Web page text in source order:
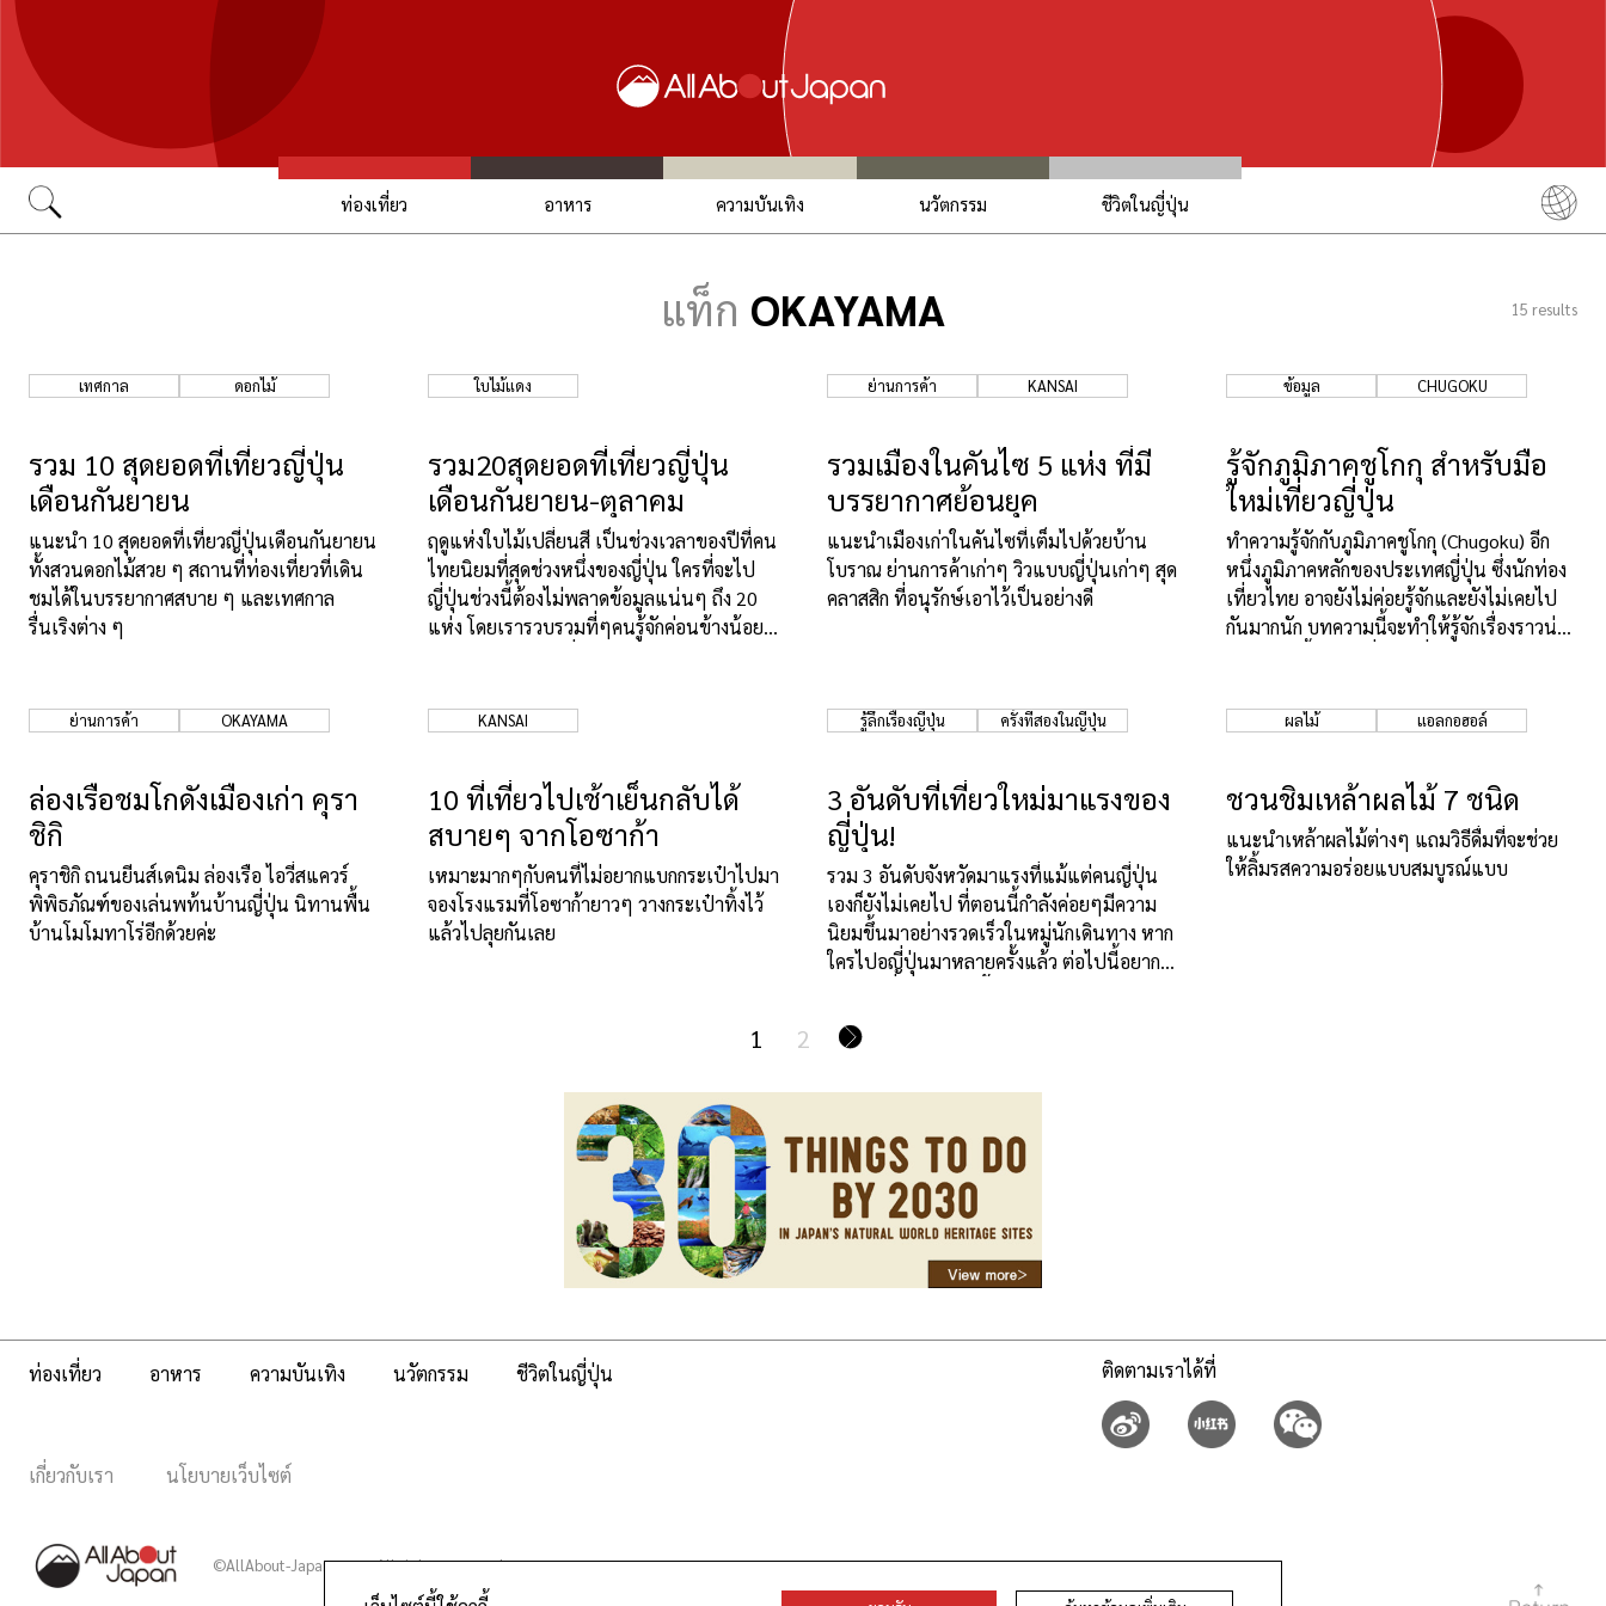
ท่องเที่ยว อาหาร ความบันเทิง นวัตกรรม ชีวิตในญี่ปุ่น
繁體中文
한국어
แท็ก OKAYAMA 15 results
เทศกาล ดอกไม้
รวม 10 สุดยอดที่เที่ยวญี่ปุ่น
เดือนกันยายน
แนะนำ 10 สุดยอดที่เที่ยวญี่ปุ่นเดือนกันยายน
ทั้งสวนดอกไม้สวย ๆ สถานที่ท่องเที่ยวที่เดิน
ชมได้ในบรรยากาศสบาย ๆ และเทศกาล
รื่นเริงต่าง ๆ
ใบไม้แดง
รวม20สุดยอดที่เที่ยวญี่ปุ่น
เดือนกันยายน-ตุลาคม
ฤดูแห่งใบไม้เปลี่ยนสี เป็นช่วงเวลาของปีที่คน
ไทยนิยมที่สุดช่วงหนึ่งของญี่ปุ่น ใครที่จะไป
ญี่ปุ่นช่วงนี้ต้องไม่พลาดข้อมูลแน่นๆ ถึง 20
แห่ง โดยเรารวบรวมที่ๆคนรู้จักค่อนข้างน้อย
ย่านการค้า KANSAI
รวมเมืองในคันไซ 5 แห่ง ที่มี
บรรยากาศย้อนยุค
แนะนำเมืองเก่าในคันไซที่เต็มไปด้วยบ้าน
โบราณ ย่านการค้าเก่าๆ วิวแบบญี่ปุ่นเก่าๆ สุด
คลาสสิก ที่อนุรักษ์เอาไว้เป็นอย่างดี
ข้อมูล CHUGOKU
รู้จักภูมิภาคชูโกกุ สำหรับมือ
ใหม่เที่ยวญี่ปุ่น
ทำความรู้จักกับภูมิภาคชูโกกุ (Chugoku) อีก
หนึ่งภูมิภาคหลักของประเทศญี่ปุ่น ซึ่งนักท่อง
เที่ยวไทย อาจยังไม่ค่อยรู้จักและยังไม่เคยไป
กันมากนัก บทความนี้จะทำให้รู้จักเรื่องราวน่า
ย่านการค้า OKAYAMA
ล่องเรือชมโกดังเมืองเก่า คุรา
ชิกิ
คุราชิกิ ถนนยีนส์เดนิม ล่องเรือ ไอวี่สแควร์
พิพิธภัณฑ์ของเล่นพท้นบ้านญี่ปุ่น นิทานพื้น
บ้านโมโมทาโร่อีกด้วยค่ะ
KANSAI
10 ที่เที่ยวไปเช้าเย็นกลับได้
สบายๆ จากโอซาก้า
เหมาะมากๆกับคนที่ไม่อยากแบกกระเป๋าไปมา
จองโรงแรมที่โอซาก้ายาวๆ วางกระเป๋าทิ้งไว้
แล้วไปลุยกันเลย
รู้ลึกเรื่องญี่ปุ่น ครั้งที่สองในญี่ปุ่น
3 อันดับที่เที่ยวใหม่มาแรงของ
ญี่ปุ่น!
รวม 3 อันดับจังหวัดมาแรงที่แม้แต่คนญี่ปุ่น
เองก็ยังไม่เคยไป ที่ตอนนี้กำลังค่อยๆมีความ
นิยมขึ้นมาอย่างรวดเร็วในหมู่นักเดินทาง หาก
ใครไปอญี่ปุ่นมาหลายครั้งแล้ว ต่อไปนี้อยาก
ผลไม้ แอลกอฮอล์
ชวนชิมเหล้าผลไม้ 7 ชนิด
แนะนำเหล้าผลไม้ต่างๆ แถมวิธีดื่มที่จะช่วย
ให้ลิ้มรสความอร่อยแบบสมบูรณ์แบบ
1 2
ท่องเที่ยว อาหาร ความบันเทิง นวัตกรรม ชีวิตในญี่ปุ่น ติดตามเราได้ที่
เกี่ยวกับเรา นโยบายเว็บไซต์
©AllAbout-Japan.com - All rights reserved.